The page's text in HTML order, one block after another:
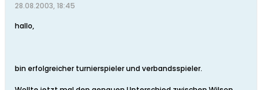
28.08.2003, 18:45
hallo,
bin erfolgreicher turnierspieler und verbandsspieler.